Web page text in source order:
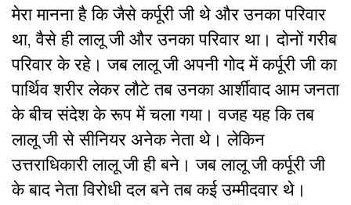
मेरा मानना है कि जैसे कर्पूरी जी थे और उनका परिवार
था, वैसे ही लालू जी और उनका परिवार था। दोनों गरीब
परिवार के रहे। जब लालू जी अपनी गोद में कर्पूरी जी का
पार्थिव शरीर लेकर लौटे तब उनका आर्शीवाद आम जनता
के बीच संदेश के रूप में चला गया। वजह यह कि तब
लालू जी से सीनियर अनेक नेता थे। लेकिन
उत्तराधिकारी लालू जी ही बने। जब लालू जी कर्पूरी जी
के बाद नेता विरोधी दल बने तब कई उम्मीदवार थे।